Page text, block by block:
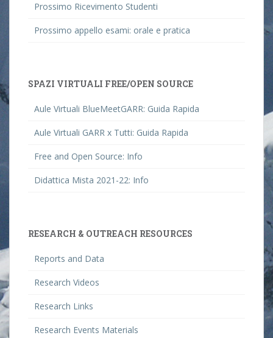
Prossimo Ricevimento Studenti
Prossimo appello esami: orale e pratica
SPAZI VIRTUALI FREE/OPEN SOURCE
Aule Virtuali BlueMeetGARR: Guida Rapida
Aule Virtuali GARR x Tutti: Guida Rapida
Free and Open Source: Info
Didattica Mista 2021-22: Info
RESEARCH & OUTREACH RESOURCES
Reports and Data
Research Videos
Research Links
Research Events Materials